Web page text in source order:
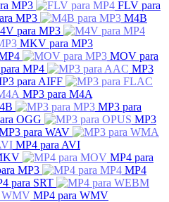
MP3
FLV para
MP3
M4B
para MP3
MKV para MP3
MOV para
MP4
MP3
para AIFF
MP3 para M4A
MP3 para
OGG
MP3
para WAV
MP4 para AVI
MP4 para
MP3
MP4
para SRT
MP4 para WMV